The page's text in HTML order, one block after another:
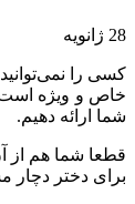
28 ژانویه
کسی را
خاص و ویژه است
شما ارائه دهیم.
قطعا شما هم از
برای دختر